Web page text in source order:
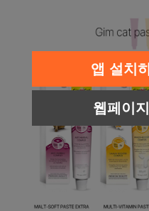
앱 설치
웹페이